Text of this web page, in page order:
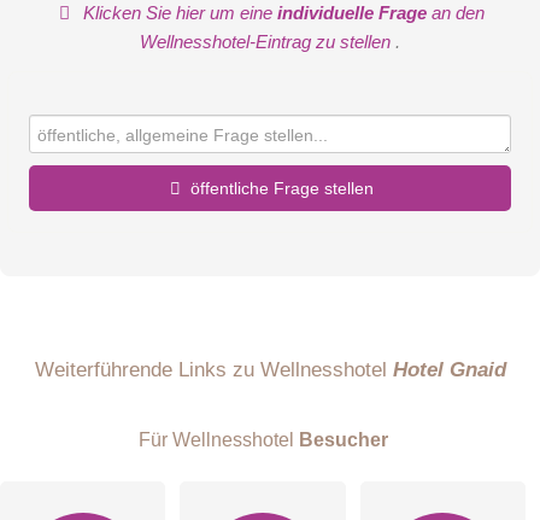
Klicken Sie hier um eineindividuelle Frage an den
Wellnesshotel-Eintrag zu stellen .
öffentliche Frage stellen
E-Mail-Adresse (wird nicht veröffentlicht)
Weiterführende Links zu Wellnesshotel Hotel Gnaid
Für Wellnesshotel Besucher